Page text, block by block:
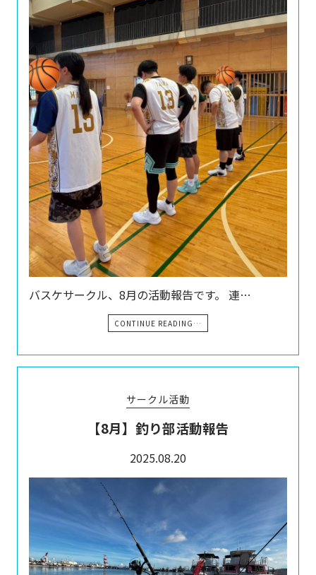
バスケサークル、8月の活動報告です。 連…
CONTINUE READING…
サークル活動
【8月】釣り部活動報告
2025.08.20